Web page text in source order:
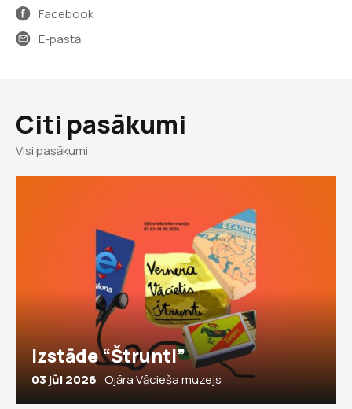
Facebook
E-pastā
Citi pasākumi
Visi pasākumi
Izstāde “Štrunti”
03 jūl 2026 Ojāra Vācieša muzejs